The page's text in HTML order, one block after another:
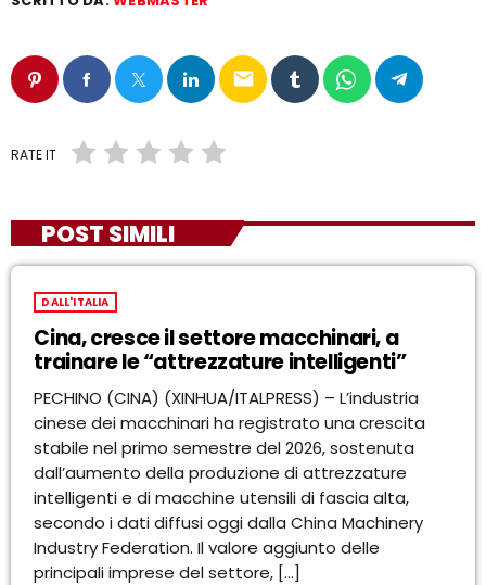
email
RATE IT
POST SIMILI
DALL'ITALIA
Cina, cresce il settore macchinari, a
trainare le “attrezzature intelligenti”
PECHINO (CINA) (XINHUA/ITALPRESS) – L’industria
cinese dei macchinari ha registrato una crescita
stabile nel primo semestre del 2026, sostenuta
dall’aumento della produzione di attrezzature
intelligenti e di macchine utensili di fascia alta,
secondo i dati diffusi oggi dalla China Machinery
Industry Federation. Il valore aggiunto delle
principali imprese del settore, […]